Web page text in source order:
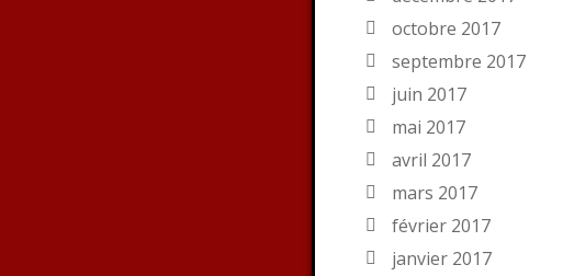
octobre 2017
septembre 2017
juin 2017
mai 2017
avril 2017
mars 2017
février 2017
janvier 2017